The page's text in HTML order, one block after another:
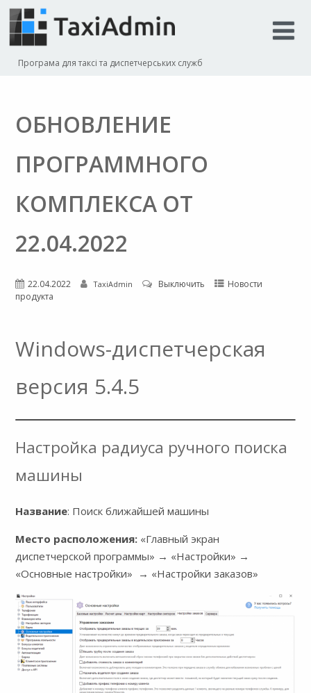
Програма для таксі та диспетчерських служб
ОБНОВЛЕНИЕ
ПРОГРАММНОГО
КОМПЛЕКСА ОТ
22.04.2022
22.04.2022 TaxiAdmin Выключить
Новости
продукта
Windows-диспетчерская
версия 5.4.5
Настройка радиуса ручного поиска
машины
Название: Поиск ближайшей машины
Место расположения: «Главный экран
диспетчерской программы» → «Настройки» →
«Основные настройки» → «Настройки заказов»